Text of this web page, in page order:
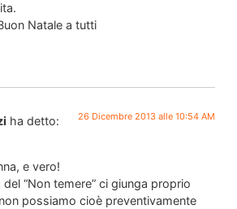
Natale a tutti
ha detto: 26 Dicembre 2013 alle 10:54 AM
e vero!
“Non temere” ci giunga proprio
possiamo cioè preventivamente